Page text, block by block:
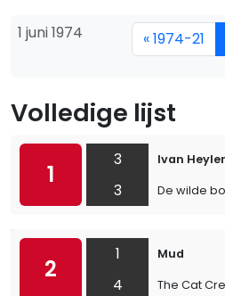
1 juni 1974 « 1974-21
Volledige lijst
1
3
3
Ivan
De wilde
2
1
4
Mud
The Cat